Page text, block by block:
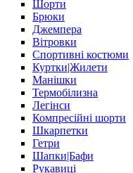
Шорти
Брюки
Джемпера
Вітровки
Спортивні костюми
Куртки|Жилети
Манішки
Термобілизна
Легінси
Компресійні шорти
Шкарпетки
Гетри
Шапки|Бафи
Рукавиці